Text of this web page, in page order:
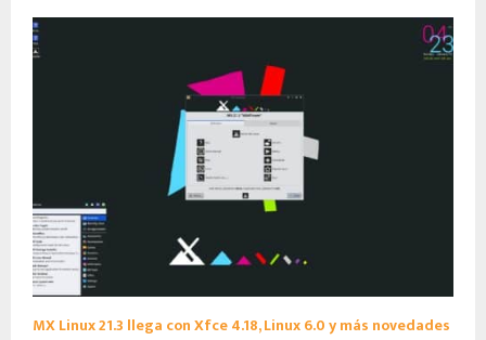
MX Linux 21.3 llega con Xfce 4.18, Linux 6.0 y más novedades